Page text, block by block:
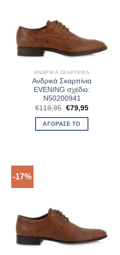
ΑΝΔΡΙΚΆ ΣΚΑΡΠΊΝΙΑ
Ανδρικά Σκαρπίνια
EVENING σχέδιο:
N50200941
€119,95 Original
was:
€119,95.
€79,95Η
ΑΓΌΡΑΣΈ ΤΟ
-17%